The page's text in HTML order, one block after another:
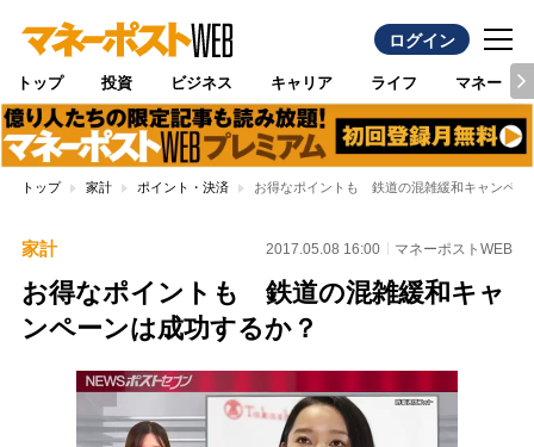
ログイン
トップ 投資 ビジネス キャリア ライフ マネー
トップ 家計 ポイント・決済 お得なポイントも 鉄道の混雑緩和キャンペー
家計 2017.05.08 16:00 マネーポストWEB
お得なポイントも 鉄道の混雑緩和キャ
ンペーンは成功するか？